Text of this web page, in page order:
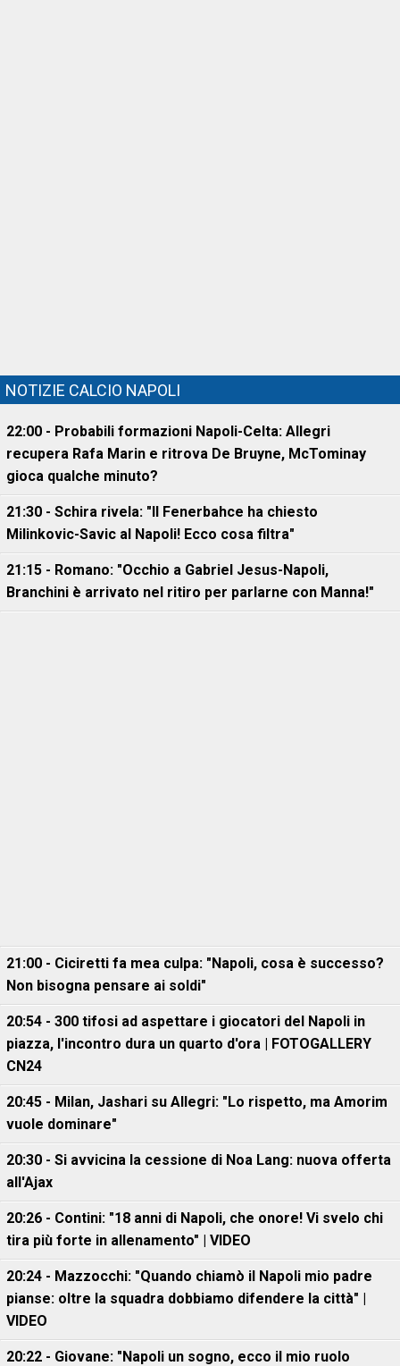
NOTIZIE CALCIO NAPOLI
22:00 - Probabili formazioni Napoli-Celta: Allegri
recupera Rafa Marin e ritrova De Bruyne, McTominay
gioca qualche minuto?
21:30 - Schira rivela: "Il Fenerbahce ha chiesto
Milinkovic-Savic al Napoli! Ecco cosa filtra"
21:15 - Romano: "Occhio a Gabriel Jesus-Napoli,
Branchini è arrivato nel ritiro per parlarne con Manna!"
21:00 - Ciciretti fa mea culpa: "Napoli, cosa è successo?
Non bisogna pensare ai soldi"
20:54 - 300 tifosi ad aspettare i giocatori del Napoli in
piazza, l'incontro dura un quarto d'ora | FOTOGALLERY
CN24
20:45 - Milan, Jashari su Allegri: "Lo rispetto, ma Amorim
vuole dominare"
20:30 - Si avvicina la cessione di Noa Lang: nuova offerta
all'Ajax
20:26 - Contini: "18 anni di Napoli, che onore! Vi svelo chi
tira più forte in allenamento" | VIDEO
20:24 - Mazzocchi: "Quando chiamò il Napoli mio padre
pianse: oltre la squadra dobbiamo difendere la città" |
VIDEO
20:22 - Giovane: "Napoli un sogno, ecco il mio ruolo